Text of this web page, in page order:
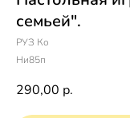
семьей".
РУЗ Ко
Ни85п
290,00 р.